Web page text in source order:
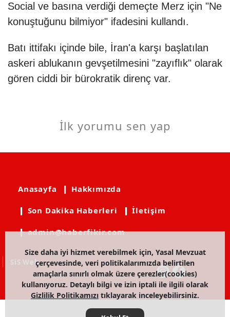
Social ve basına verdiği demeçte Merz için "Ne
konuştuğunu bilmiyor" ifadesini kullandı.
Batı ittifakı içinde bile, İran'a karşı başlatılan
askeri ablukanın gevşetilmesini "zayıflık" olarak
gören ciddi bir bürokratik direnç var.
İlk yorumu sen yap
Size daha iyi hizmet verebilmek için, Yasal Mevzuat
çerçevesinde, veri politikalarımızda belirtilen
amaçlarla sınırlı olmak üzere çerezler(cookies)
kullanıyoruz. Detaylı bilgi ve izin iptali ile ilgili olarak
Gizlilik Politikamızı tıklayarak inceleyebilirsiniz.
Anasayfa ❙ Hakkımızda
❙ Son Dakika Haberleri ❙ İletişim
❙ admin@haberfikir.com
SiS Web